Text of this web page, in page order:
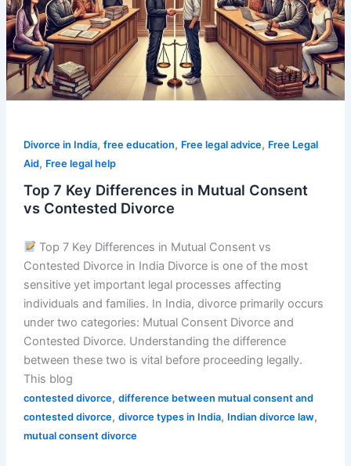
Divorce in India, free education, Free legal advice, Free Legal
Aid, Free legal help
Top 7 Key Differences in Mutual Consent
vs Contested Divorce
Top 7 Key Differences in Mutual Consent vs
Contested Divorce in India Divorce is one of the most
sensitive yet important legal processes affecting
individuals and families. In India, divorce primarily occurs
under two categories: Mutual Consent Divorce and
Contested Divorce. Understanding the difference
between these two is vital before proceeding legally.
This blog
contested divorce, difference between mutual consent and
contested divorce, divorce types in India, Indian divorce law,
mutual consent divorce
Mutual
Consent
vs
Contested
Divorce